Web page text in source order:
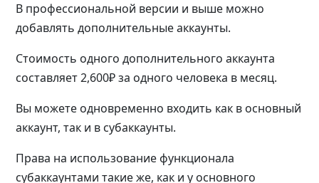
В профессиональной версии и выше можно
добавлять дополнительные аккаунты.
Стоимость одного дополнительного аккаунта
составляет 2,600₽ за одного человека в месяц.
Вы можете одновременно входить как в основный
аккаунт, так и в субаккаунты.
Права на использование функционала
субаккаунтами такие же, как и у основного